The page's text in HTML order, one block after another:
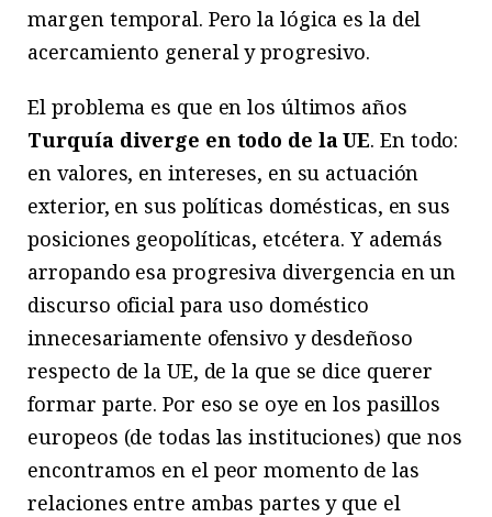
margen temporal. Pero la lógica es la del
acercamiento general y progresivo.
El problema es que en los últimos años
Turquía diverge en todo de la UE. En todo:
en valores, en intereses, en su actuación
exterior, en sus políticas domésticas, en sus
posiciones geopolíticas, etcétera. Y además
arropando esa progresiva divergencia en un
discurso oficial para uso doméstico
innecesariamente ofensivo y desdeñoso
respecto de la UE, de la que se dice querer
formar parte. Por eso se oye en los pasillos
europeos (de todas las instituciones) que nos
encontramos en el peor momento de las
relaciones entre ambas partes y que el